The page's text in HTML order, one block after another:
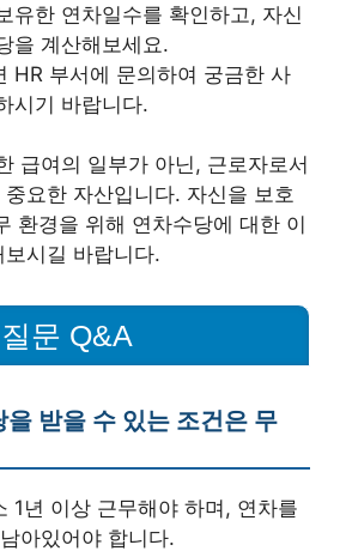
유한 연차일수를 확인하고, 자신
을 계산해보세요.
HR 부서에 문의하여 궁금한 사
시기 바랍니다.
급여의 일부가 아닌, 근로자로서
요한 자산입니다. 자신을 보호
환경을 위해 연차수당에 대한 이
시길 바랍니다.
문 Q&A
을 받을 수 있는 조건은 무
1년 이상 근무해야 하며, 연차를
아있어야 합니다.